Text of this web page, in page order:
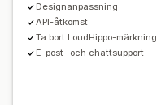
Designanpassning
API-åtkomst
Ta bort LoudHippo-märkning
E-post- och chattsupport